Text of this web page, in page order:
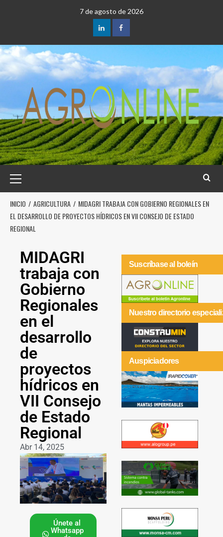
7 de agosto de 2026
INICIO AGRICULTURA
MIDAGRI TRABAJA CON GOBIERNO REGIONALES EN
EL DESARROLLO DE PROYECTOS HÍDRICOS EN VII CONSEJO DE ESTADO
REGIONAL
MIDAGRI
trabaja con
Gobierno
Regionales
en el
desarrollo
de
proyectos
hídricos en
VII Consejo
de Estado
Regional
Abr 14, 2025
Únete al
Whatsapp
Suscríbase al boleín
Nuestro directorio
Auspiciadores